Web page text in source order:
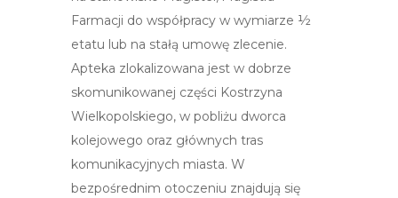
Farmacji do współpracy w wymiarze ½
etatu lub na stałą umowę zlecenie.
Apteka zlokalizowana jest w dobrze
skomunikowanej części Kostrzyna
Wielkopolskiego, w pobliżu dworca
kolejowego oraz głównych tras
komunikacyjnych miasta. W
bezpośrednim otoczeniu znajdują się